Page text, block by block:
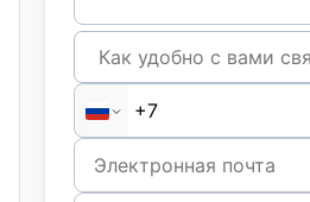
Как удобно с вами